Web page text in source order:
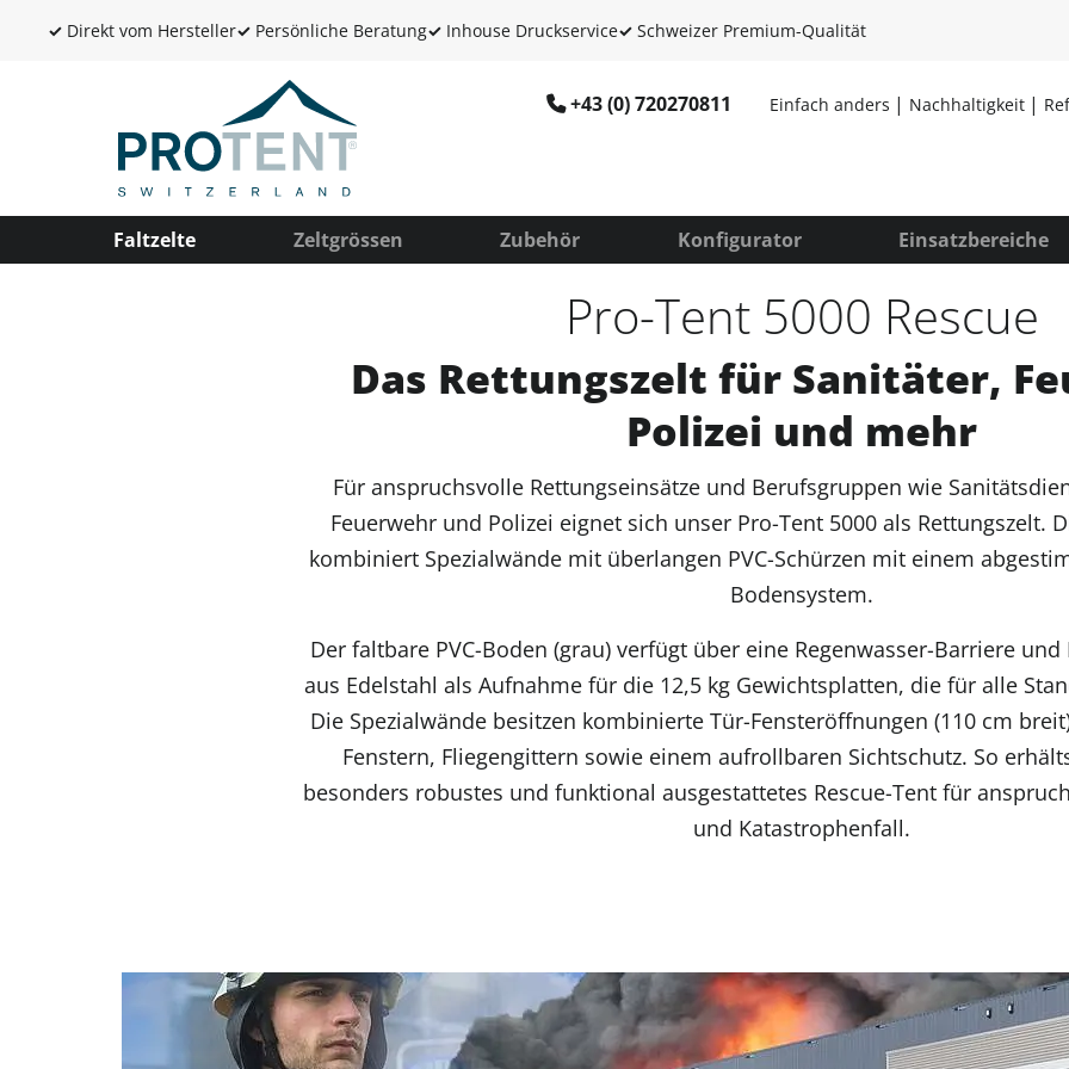
✓ Direkt vom Hersteller✓ Persönliche Beratung✓ Inhouse Druckservice✓ Schweizer Premium-Qualität
+43 (0) 720270811 Einfach anders Nachhaltigkeit
Faltzelte Zeltgrössen Zubehör Konfigurator Einsatzbereiche
Pro-Tent 5000 Rescue
Das Rettungszelt für Sanitäter,
Polizei und mehr
Für anspruchsvolle Rettungseinsätze und Berufsgruppen wie
Feuerwehr und Polizei eignet sich unser Pro-Tent 5000 als Rettungszelt.
kombiniert Spezialwände mit überlangen PVC-Schürzen mit einem
Bodensystem.
Der faltbare PVC-Boden (grau) verfügt über eine Regenwasser-Barriere
aus Edelstahl als Aufnahme für die 12,5 kg Gewichtsplatten, die für alle
Die Spezialwände besitzen kombinierte Tür-Fensteröffnungen (110 cm
Fenstern, Fliegengittern sowie einem aufrollbaren Sichtschutz. So
besonders robustes und funktional ausgestattetes Rescue-Tent für
und Katastrophenfall.